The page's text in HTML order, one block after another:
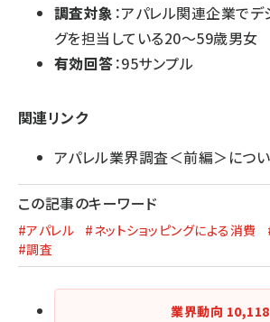
調査対象 ：アパレル関連企業でデ
グを担当している20～59歳男女
有効回答：95サンプル
関連リンク
アパレル業界調査＜前編＞につ
この記事のキーワード
#アパレル #ネットショッピングによる消費
#調査
業界動向 10,118